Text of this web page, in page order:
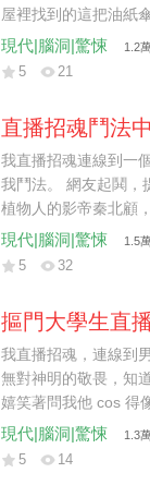
屋裡找到的這把油紙
我看著在他們身後重
鬼，面色大變。 「那
現代|腦洞|驚悚 1.2
5 21
直播招魂鬥法中
我直播招魂連線到一
我鬥法。 網友起鬨，
植物人的影帝秦北顧
醒。 「想要他醒，停
人就行。」 我話剛說
法叫魂，卻招來遊蕩
止：「快停下，一體
鬼難。」
現代|腦洞|驚悚 1.5
5 32
摳門大學生直
我直播招魂，連線到
無對神明的敬畏，知
嬉笑著問我他 cos 得
磕頭上柱香。 我反過
堂發黑要倒血黴了，
現代|腦洞|驚悚 1.3
5 14